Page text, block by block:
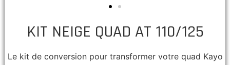
KIT NEIGE QUAD AT 110/125
Le kit de conversion pour transformer votre quad Kayo